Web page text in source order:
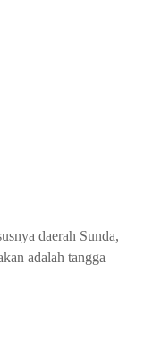
daerah Sunda,
adalah tangga